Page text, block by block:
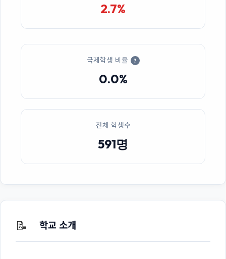
2.7%
국제학생 비율 ?
0.0%
전체 학생수
591명
📝 학교 소개